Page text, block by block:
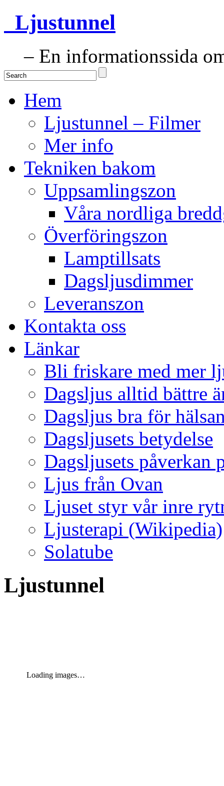
Ljustunnel
– En informationssida
Hem
Ljustunnel – Filmer
Mer info
Tekniken bakom
Uppsamlingszon
Våra nordliga
Överföringszon
Lamptillsats
Dagsljusdimmer
Leveranszon
Kontakta oss
Länkar
Bli friskare med mer
Dagsljus alltid bättre
Dagsljus bra för
Dagsljusets betydelse
Dagsljusets påverkan
Ljus från Ovan
Ljuset styr vår inre
Ljusterapi (Wikipedia)
Solatube
Ljustunnel
Loading images…